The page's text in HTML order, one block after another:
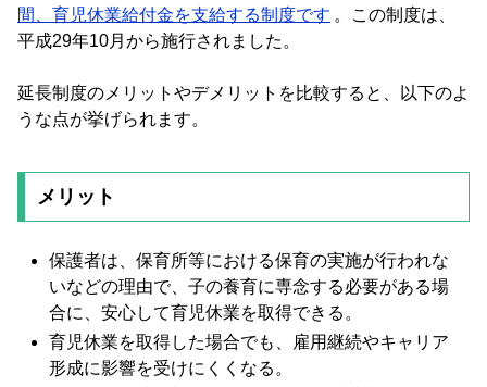
間、育児休業給付金を支給する制度です 。この制度は、
平成29年10月から施行されました。
延長制度のメリットやデメリットを比較すると、以下のよ
うな点が挙げられます。
メリット
保護者は、保育所等における保育の実施が行われな
いなどの理由で、子の養育に専念する必要がある場
合に、安心して育児休業を取得できる。
育児休業を取得した場合でも、雇用継続やキャリア
形成に影響を受けにくくなる。